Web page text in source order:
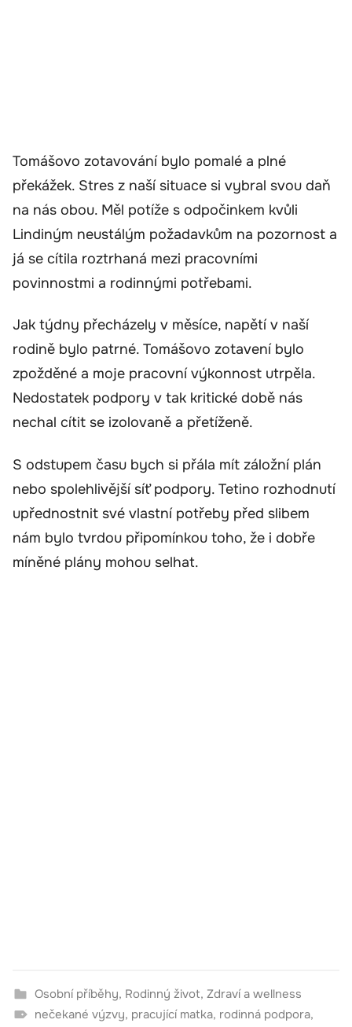
Tomášovo zotavování bylo pomalé a plné
překážek. Stres z naší situace si vybral svou daň
na nás obou. Měl potíže s odpočinkem kvůli
Lindiným neustálým požadavkům na pozornost a
já se cítila roztrhaná mezi pracovními
povinnostmi a rodinnými potřebami.
Jak týdny přecházely v měsíce, napětí v naší
rodině bylo patrné. Tomášovo zotavení bylo
zpožděné a moje pracovní výkonnost utrpěla.
Nedostatek podpory v tak kritické době nás
nechal cítit se izolovaně a přetíženě.
S odstupem času bych si přála mít záložní plán
nebo spolehlivější síť podpory. Tetino rozhodnutí
upřednostnit své vlastní potřeby před slibem
nám bylo tvrdou připomínkou toho, že i dobře
míněné plány mohou selhat.
Osobní příběhy, Rodinný život, Zdraví a wellness
nečekané výzvy, pracující matka, rodinná podpora,